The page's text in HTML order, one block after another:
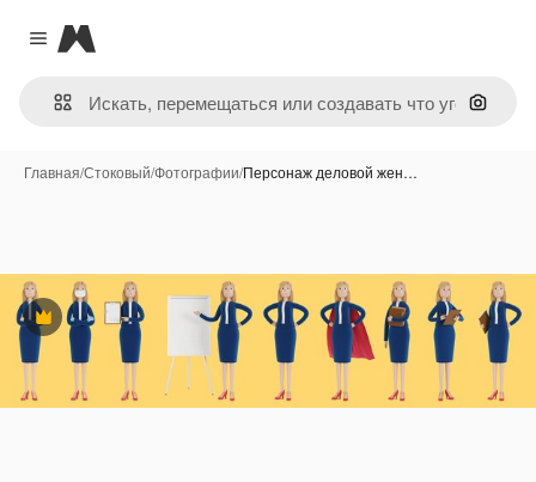
Close menu
Magnific
Поиск
Главная/Стоковый/Фотографии/Персонаж деловой жен…
Премиум